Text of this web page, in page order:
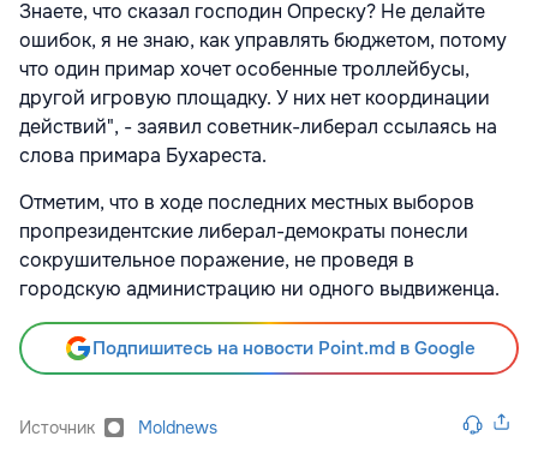
Знаете, что сказал господин Опреску? Не делайте
ошибок, я не знаю, как управлять бюджетом, потому
что один примар хочет особенные троллейбусы,
другой игровую площадку. У них нет координации
действий", - заявил советник-либерал ссылаясь на
слова примара Бухареста.
Отметим, что в ходе последних местных выборов
пропрезидентские либерал-демократы понесли
сокрушительное поражение, не проведя в
городскую администрацию ни одного выдвиженца.
Подпишитесь на новости Point.md в Google
Источник Moldnews